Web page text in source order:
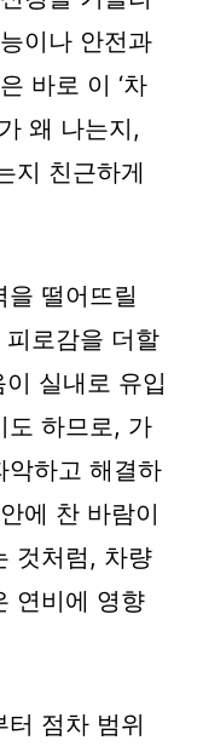
이나 안전과
바로 이 ‘차
왜 나는지,
지 친근하게
떨어뜨릴
로감을 더할
실내로 유입
도 하므로, 가
악하고 해결하
에 찬 바람이
것처럼, 차량
연비에 영향
점차 범위